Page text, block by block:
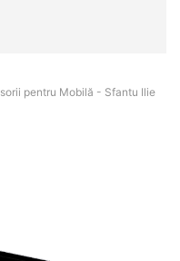
pentru Mobilă - Sfantu Ilie